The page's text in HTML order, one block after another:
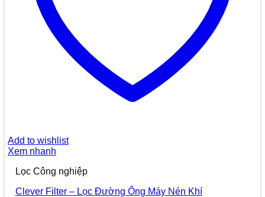
Add to wishlist
Xem nhanh
Lọc Công nghiệp
Clever Filter – Lọc Đường Ống Máy Nén Khí